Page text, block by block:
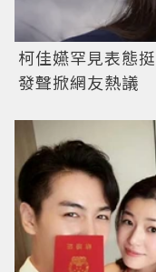
柯佳嬿罕見表態
發聲掀網友熱議